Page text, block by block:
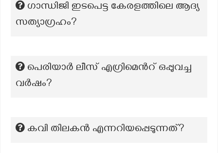
ഗാന്ധിജി ഇടപെട്ട കേരളത്തിലെ ആദ്യ
സത്യാഗ്രഹം?
പെരിയാർ ലീസ് എഗ്രിമെന്‍റ് ഒപ്പുവച്ച
വർഷം?
കവി തിലകൻ എന്നറിയപ്പെടുന്നത്?